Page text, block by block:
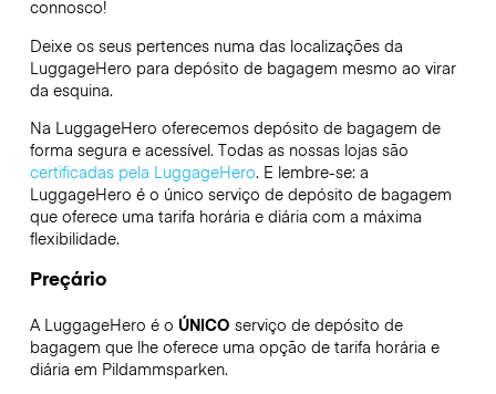
connosco!
Deixe os seus pertences numa das localizações da
LuggageHero para depósito de bagagem mesmo ao virar
da esquina.
Na LuggageHero oferecemos depósito de bagagem de
forma segura e acessível. Todas as nossas lojas são
certificadas pela LuggageHero. E lembre-se: a
LuggageHero é o único serviço de depósito de bagagem
que oferece uma tarifa horária e diária com a máxima
flexibilidade.
Preçário
A LuggageHero é o ÚNICO serviço de depósito de
bagagem que lhe oferece uma opção de tarifa horária e
diária em Pildammsparken.